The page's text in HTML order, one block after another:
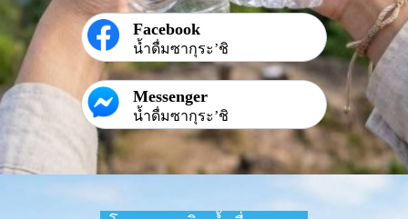
Facebook
น้ำดื่มซากุระ’ชิ
Messenger
น้ำดื่มซากุระ’ชิ